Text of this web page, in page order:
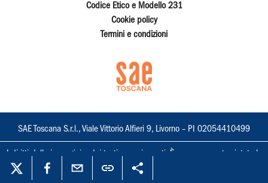
Codice Etico e Modello 231
Cookie policy
Termini e condizioni
SAE Toscana S.r.l., Viale Vittorio Alfieri 9, Livorno – PI 02054410499
I diritti delle immagini e dei testi sono riservati. È espressamente vietata la
loro riproduzione con qualsiasi mezzo e l'adattamento totale o parziale.